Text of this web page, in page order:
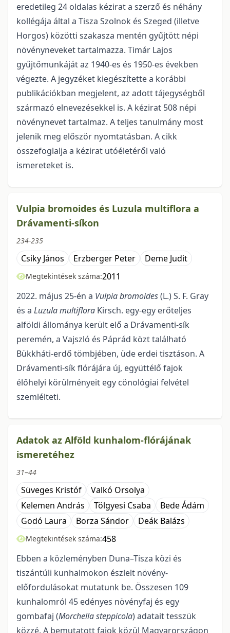
eredetileg 24 oldalas kézirat a szerző és néhány
kollégája által a Tisza Szolnok és Szeged (illetve
Horgos) közötti szakasza mentén gyűjtött népi
növényneveket tartalmazza. Timár Lajos
gyűjtőmunkáját az 1940-es és 1950-es években
végezte. A jegyzéket kiegészítette a korábbi
publikációkban megjelent, az adott tájegységből
származó elnevezésekkel is. A kézirat 508 népi
növénynevet tartalmaz. A teljes tanulmány most
jelenik meg először nyomtatásban. A cikk
összefoglalja a kézirat utóéletéről való
ismereteket is.
Vulpia bromoides és Luzula multiflora a
Drávamenti-síkon
234-235
Csiky János Erzberger Peter Deme Judit
Megtekintések száma:2011
2022. május 25-én a Vulpia bromoides(L.) S. F. Gray
és a Luzula multiflora Kirsch. egy-egy erőteljes
alföldi állománya került elő a Drávamenti-sík
peremén, a Vajszló és Páprád közt található
Bükkháti-erdő tömbjében, üde erdei tisztáson. A
Drávamenti-sík flórájára új, együttélő fajok
élőhelyi körülményeit egy cönológiai felvétel
szemlélteti.
Adatok az Alföld kunhalom-flórájának
ismeretéhez
31–44
Süveges Kristóf
Valkó Orsolya
Kelemen András
Tölgyesi Csaba
Bede Ádám
Godó Laura
Borza Sándor Deák Balázs
Megtekintések száma:458
Ebben a közleményben Duna–Tisza közi és
tiszántúli kunhalmokon észlelt növény-
előfordulásokat mutatunk be. Összesen 109
kunhalomról 45 edényes növényfaj és egy
gombafaj (Morchella steppicola) adatait tesszük
közzé. A bemutatott fajok közül Magyarországon